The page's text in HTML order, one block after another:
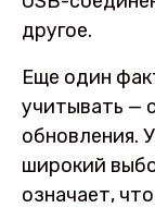
другое.
Еще один
учитывать —
обновления.
широкий
означает,